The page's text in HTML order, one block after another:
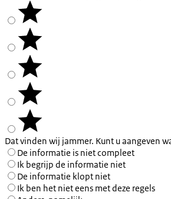
Dat vinden wij jammer. Kunt u aangeven
De informatie is niet compleet
Ik begrijp de informatie niet
De informatie klopt niet
Ik ben het niet eens met deze regels